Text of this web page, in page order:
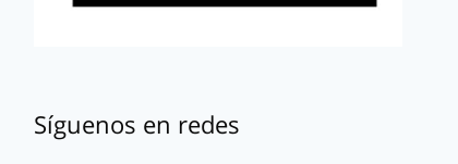
Síguenos en redes